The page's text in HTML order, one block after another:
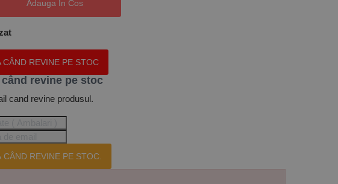
Adauga In Cos
CÂND REVINE PE STOC
revine pe stoc
cand revine produsul.
CÂND REVINE PE STOC.